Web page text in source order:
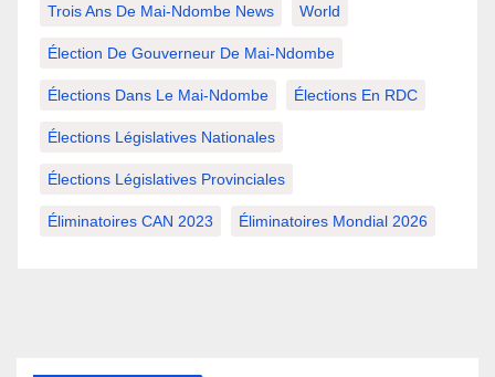
Trois Ans De Mai-Ndombe News World
Élection De Gouverneur De Mai-Ndombe
Élections Dans Le Mai-Ndombe Élections En RDC
Élections Législatives Nationales
Élections Législatives Provinciales
Éliminatoires CAN 2023 Éliminatoires Mondial 2026